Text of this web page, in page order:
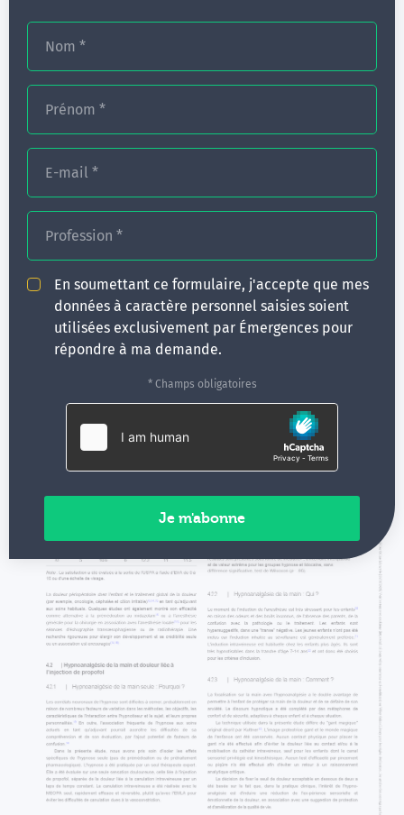
Nom *
Prénom *
E-mail *
Profession *
En soumettant ce formulaire, j'accepte que mes
données à caractère personnel saisies soient
utilisées exclusivement par Émergences pour
répondre à ma demande.
* Champs obligatoires